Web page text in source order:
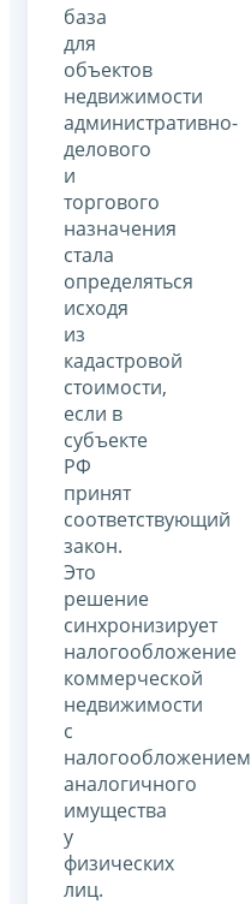
база
для
объектов
недвижимости
административно-
делового
и
торгового
назначения
стала
определяться
исходя
из
кадастровой
стоимости,
если в
субъекте
РФ
принят
соответствующий
закон.
Это
решение
синхронизирует
налогообложение
коммерческой
недвижимости
с
налогообложением
аналогичного
имущества
у
физических
лиц.